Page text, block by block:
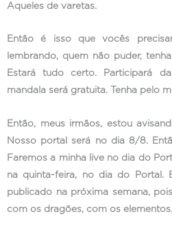
Aqueles de varetas.
Então é isso que vocês
lembrando, quem não puder,
Estará tudo certo. Participará
mandala será gratuita. Tenha pelo
Então, meus irmãos, estou
Nosso portal será no dia 8/8.
Faremos a minha live no dia do
na quinta-feira, no dia do Portal.
publicado na próxima semana,
com os dragões, com os